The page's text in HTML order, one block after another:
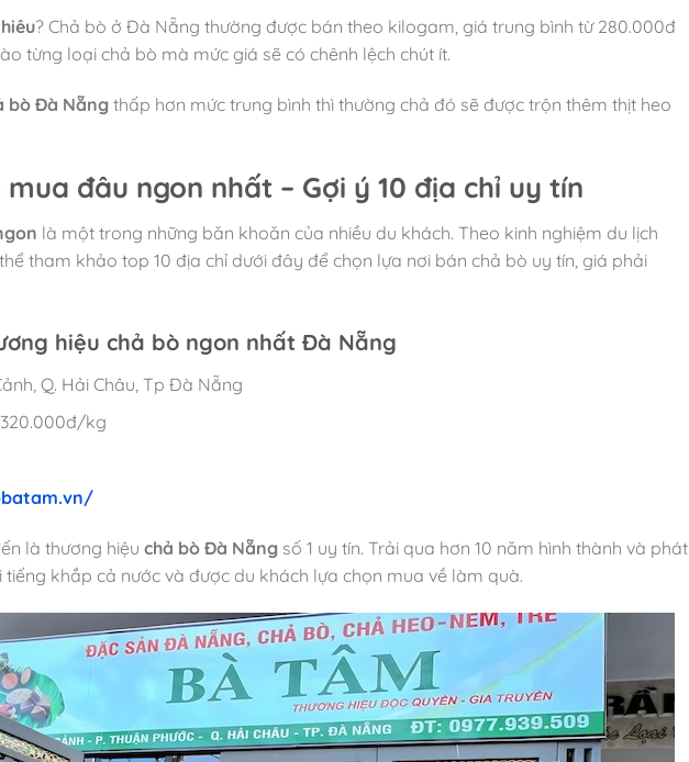
? Chả bò ở Đà Nẵng thường được bán theo kilogam, giá trung bình từ 280.000đ
từng loại chả bò mà mức giá sẽ có chênh lệch chút ít.
bò Đà Nẵng thấp hơn mức trung bình thì thường chả đó sẽ được trộn thêm thịt heo
đâu ngon nhất – Gợi ý 10 địa chỉ uy tín
là một trong những băn khoăn của nhiều du khách. Theo kinh nghiệm du lịch
tham khảo top 10 địa chỉ dưới đây để chọn lựa nơi bán chả bò uy tín, giá phải
hiệu chả bò ngon nhất Đà Nẵng
Q. Hải Châu, Tp Đà Nẵng
kg
là thương hiệu chả bò Đà Nẵng số 1 uy tín. Trải qua hơn 10 năm hình thành và phát
tiếng khắp cả nước và được du khách lựa chọn mua về làm quà.